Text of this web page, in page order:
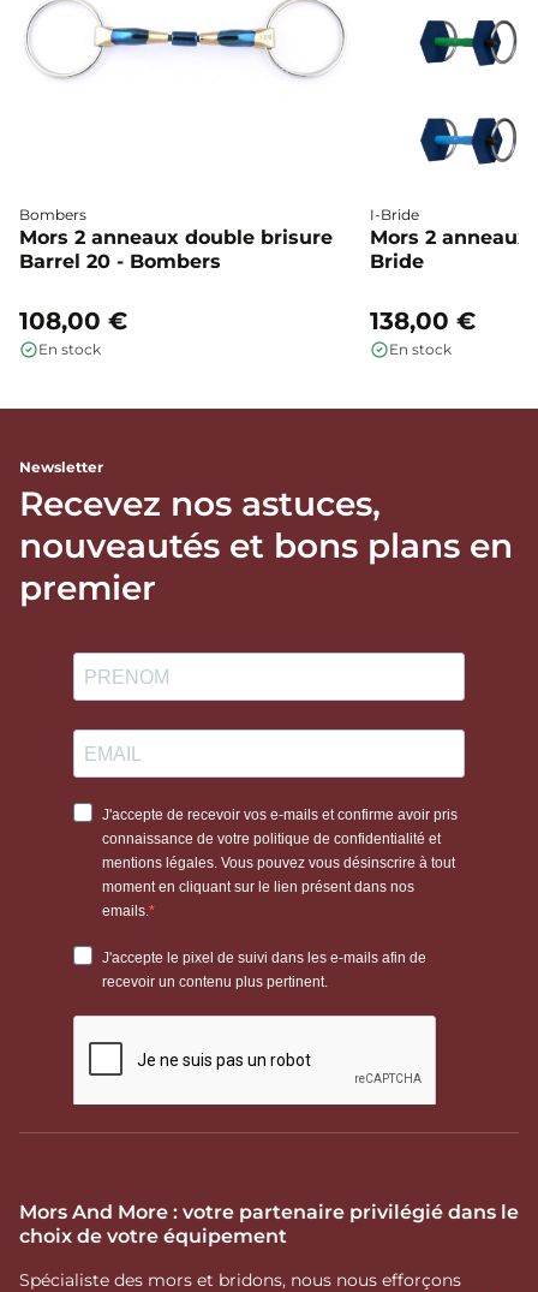
Bombers
Mors 2 anneaux double brisure
Barrel 20 - Bombers
108,00 €
En stock
I-Bride
Mors 2
Bride
138,00 €
En stock
Newsletter
Recevez nos astuces,
nouveautés et bons plans en
premier
Mors And More : votre partenaire privilégié dans le
choix de votre équipement
Spécialiste des mors et bridons, nous nous efforçons